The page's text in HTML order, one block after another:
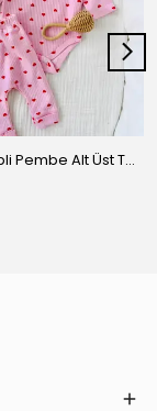
Kırmızı Kalpli Pembe Alt Üst Takım